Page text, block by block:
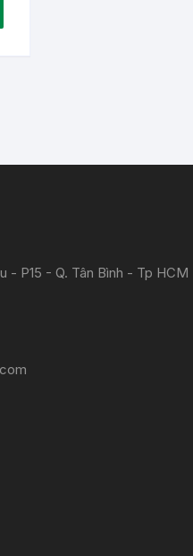
- P15 - Q. Tân Bình - Tp HCM